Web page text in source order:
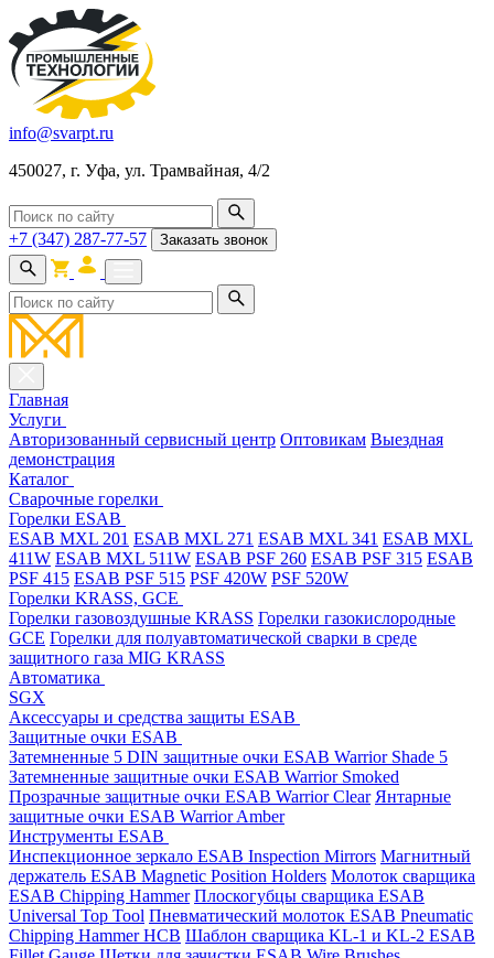
info@svarpt.ru
450027, г. Уфа, ул. Трамвайная, 4/2
+7 (347) 287-77-57 Заказать звонок
Главная
Услуги
Авторизованный сервисный центр Оптовикам Выездная
демонстрация
Каталог
Cварочные горелки
Горелки ESAB
ESAB MXL 201 ESAB MXL 271 ESAB MXL 341 ESAB MXL
411W ESAB MXL 511W ESAB PSF 260 ESAB PSF 315 ESAB
PSF 415 ESAB PSF 515 PSF 420W PSF 520W
Горелки KRASS, GCE
Горелки газовоздушные KRASS Горелки газокислородные
GCE Горелки для полуавтоматической сварки в среде
защитного газа MIG KRASS
Автоматика
SGX
Аксессуары и средства защиты ESAB
Защитные очки ESAB
Затемненные 5 DIN защитные очки ESAB Warrior Shade 5
Затемненные защитные очки ESAB Warrior Smoked
Прозрачные защитные очки ESAB Warrior Clear Янтарные
защитные очки ESAB Warrior Amber
Инструменты ESAB
Инспекционное зеркало ESAB Inspection Mirrors Магнитный
держатель ESAB Magnetic Position Holders Молоток сварщика
ESAB Chipping Hammer Плоскогубцы сварщика ESAB
Universal Top Tool Пневматический молоток ESAB Pneumatic
Chipping Hammer HCB Шаблон сварщика KL-1 и KL-2 ESAB